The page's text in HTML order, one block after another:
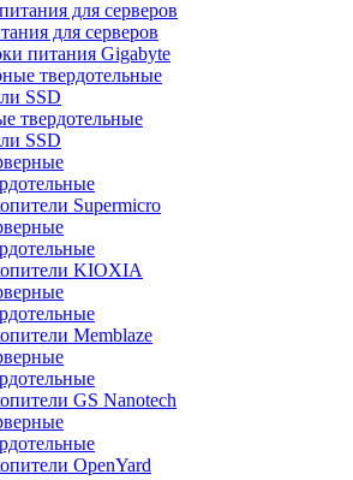
для серверов
питания Gigabyte
твердотельные
SSD
Supermicro
KIOXIA
Memblaze
GS Nanotech
OpenYard